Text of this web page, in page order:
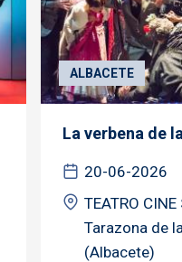
ALBACETE
La verbena de
20-06-2026
TEATRO
Tarazona de
(Albacete)